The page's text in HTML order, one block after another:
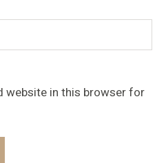
website in this browser for